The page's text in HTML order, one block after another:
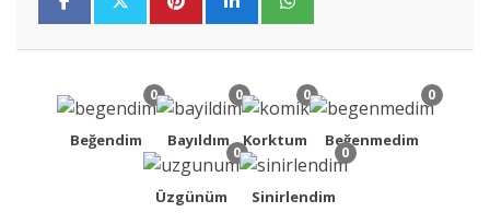
0
Beğendim
0
Bayıldım
0
Korktum
0
Beğenmedim
0
Üzgünüm
0
Sinirlendim